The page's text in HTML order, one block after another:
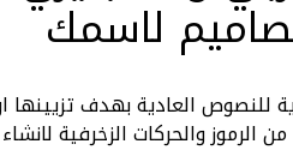
لاسمك
للنصوص العادية بهدف تزيينها
والحركات الزخرفية